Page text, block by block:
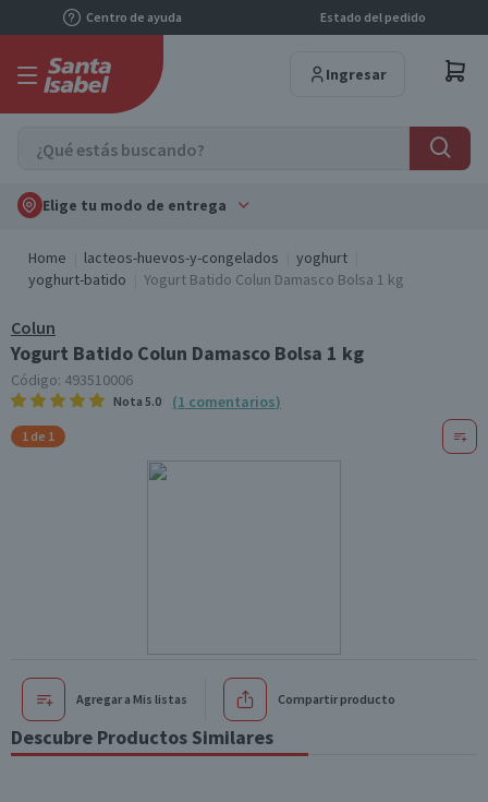
Centro de ayuda Estado del pedido
Ingresar
Elige tu modo de entrega
Home lacteos-huevos-y-congelados
yoghurt
yoghurt-batido
Yogurt Batido Colun Damasco Bolsa 1 kg
Colun
Yogurt Batido Colun Damasco Bolsa 1 kg
Código: 493510006
Nota 5.0 (1 comentarios)
1 de 1
Agregar a Mis listas Compartir producto
Descubre Productos Similares